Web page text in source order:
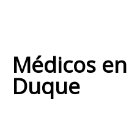
Médicos en
Duque